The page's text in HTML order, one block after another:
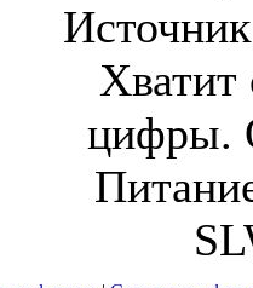
Хватит
цифры.